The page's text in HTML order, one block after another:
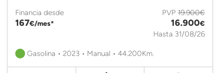
Financia desde
167€/mes*
PVP 19.900€
16.900€
Hasta 31/08/26
Gasolina • 2023 • Manual • 44.200Km.